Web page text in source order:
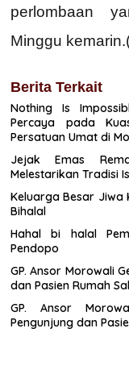
perlombaan
Minggu
Berita Terkait
Nothing Is
Percaya pada
Persatuan Umat di
Jejak Emas
Melestarikan Tradisi
Keluarga Besar Jiwa
Bihalal
Hahal bi halal
Pendopo
GP. Ansor Morowali
dan Pasien Rumah
GP. Ansor
Pengunjung dan